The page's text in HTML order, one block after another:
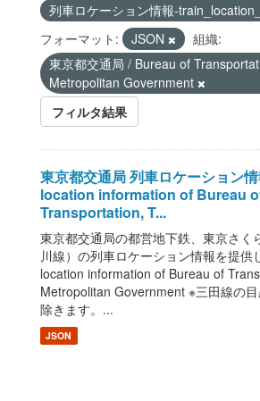
列車ロケーション情報-
フォーマット:
JSON
組織:
東京都交通局 / Bureau of
Metropolitan Government
フィルタ結果
東京都交通局 列車ロケーション
location information of Bureau
Transportation, T...
東京都交通局の都営地下鉄、東京さく
川線）の列車ロケーション情報を提供
location information of Bureau of
Metropolitan Government ※三田線の
除きます。...
JSON